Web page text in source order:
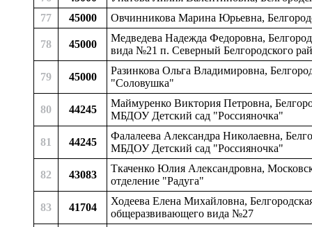
77
45000 Овчинникова Марина Юрьевна,
78 45000
Медведева Надежда Федоровна,
вида №21 п. Северный Белгородского
79 45000
Разинкова Ольга Владимировна,
"Соловушка"
80 44245
Маймуренко Виктория Петровна,
МБДОУ Детский сад "Россияночка"
81 44245
Фалалеева Александра Николаевна,
МБДОУ Детский сад "Россияночка"
82 43083
Ткаченко Юлия Александровна,
отделение "Радуга"
83 41704
Ходеева Елена Михайловна,
общеразвивающего вида №27